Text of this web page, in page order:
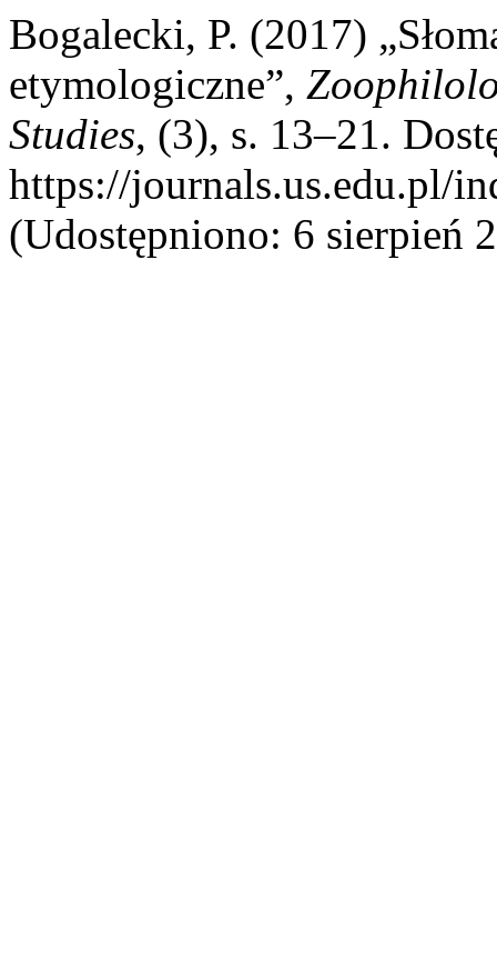
Bogalecki, P. (2017)
etymologiczne”,
Studies, (3), s. 13–21.
https://journals.us.edu.pl/
(Udostępniono: 6 sierpień